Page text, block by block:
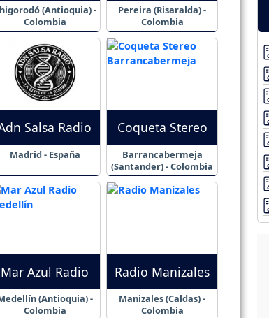
(Antioquia) -
Colombia
Pereira (Risaralda) -
Colombia
Salsa Radio
Madrid - España
Coqueta Stereo
Barrancabermeja
(Santander) - Colombia
Mar Azul Radio
(Antioquia) -
Colombia
Radio Manizales
Manizales (Caldas) -
Colombia